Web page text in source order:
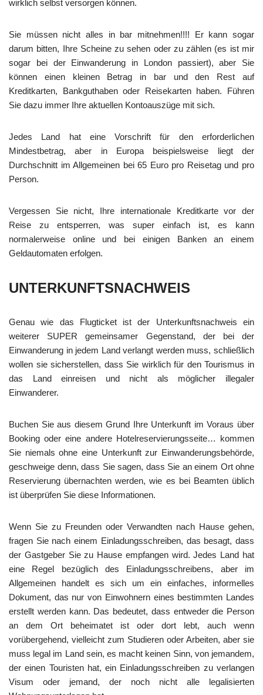
wirklich selbst versorgen können.
Sie müssen nicht alles in bar mitnehmen!!!! Er kann sogar
darum bitten, Ihre Scheine zu sehen oder zu zählen (es ist mir
sogar bei der Einwanderung in London passiert), aber Sie
können einen kleinen Betrag in bar und den Rest auf
Kreditkarten, Bankguthaben oder Reisekarten haben. Führen
Sie dazu immer Ihre aktuellen Kontoauszüge mit sich.
Jedes Land hat eine Vorschrift für den erforderlichen
Mindestbetrag, aber in Europa beispielsweise liegt der
Durchschnitt im Allgemeinen bei 65 Euro pro Reisetag und pro
Person.
Vergessen Sie nicht, Ihre internationale Kreditkarte vor der
Reise zu entsperren, was super einfach ist, es kann
normalerweise online und bei einigen Banken an einem
Geldautomaten erfolgen.
UNTERKUNFTSNACHWEIS
Genau wie das Flugticket ist der Unterkunftsnachweis ein
weiterer SUPER gemeinsamer Gegenstand, der bei der
Einwanderung in jedem Land verlangt werden muss, schließlich
wollen sie sicherstellen, dass Sie wirklich für den Tourismus in
das Land einreisen und nicht als möglicher illegaler
Einwanderer.
Buchen Sie aus diesem Grund Ihre Unterkunft im Voraus über
Booking oder eine andere Hotelreservierungsseite… kommen
Sie niemals ohne eine Unterkunft zur Einwanderungsbehörde,
geschweige denn, dass Sie sagen, dass Sie an einem Ort ohne
Reservierung übernachten werden, wie es bei Beamten üblich
ist überprüfen Sie diese Informationen.
Wenn Sie zu Freunden oder Verwandten nach Hause gehen,
fragen Sie nach einem Einladungsschreiben, das besagt, dass
der Gastgeber Sie zu Hause empfangen wird. Jedes Land hat
eine Regel bezüglich des Einladungsschreibens, aber im
Allgemeinen handelt es sich um ein einfaches, informelles
Dokument, das nur von Einwohnern eines bestimmten Landes
erstellt werden kann. Das bedeutet, dass entweder die Person
an dem Ort beheimatet ist oder dort lebt, auch wenn
vorübergehend, vielleicht zum Studieren oder Arbeiten, aber sie
muss legal im Land sein, es macht keinen Sinn, von jemandem,
der einen Touristen hat, ein Einladungsschreiben zu verlangen
Visum oder jemand, der noch nicht alle legalisierten